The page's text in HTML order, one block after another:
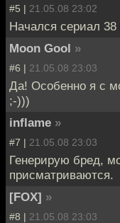
#5 | 21.05.08 23:02
Начался сериал
Moon Gool »
#6 | 21.05.08 23:03
Да! Особенно я с
;-)))
inflame »
#7 | 21.05.08 23:03
Генерирую бред,
присматриваются.
[FOX] »
#8 | 21.05.08 23:03